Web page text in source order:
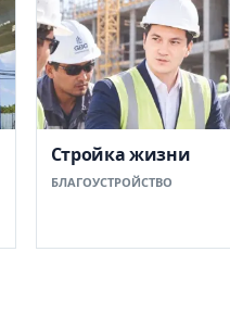
Стройка жизни
БЛАГОУСТРОЙСТВО